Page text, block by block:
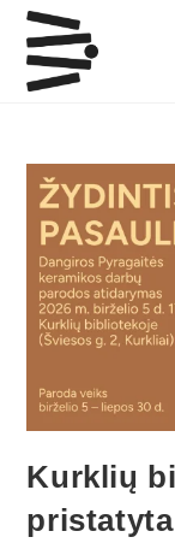
Kurklių